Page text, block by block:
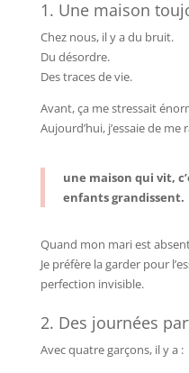
1. Une maison
Chez nous, il y a du bruit.
Du désordre.
Des traces de vie.
Avant, ça me stressait
Aujourd’hui, j’essaie de me
une maison qui vit,
enfants grandissent.
Quand mon mari est
Je préfère la garder pour
perfection invisible.
2. Des journées
Avec quatre garçons, il y a :